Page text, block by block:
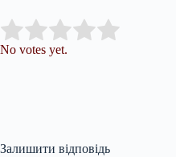
Rate this item:
No votes yet.
Залишити відповідь